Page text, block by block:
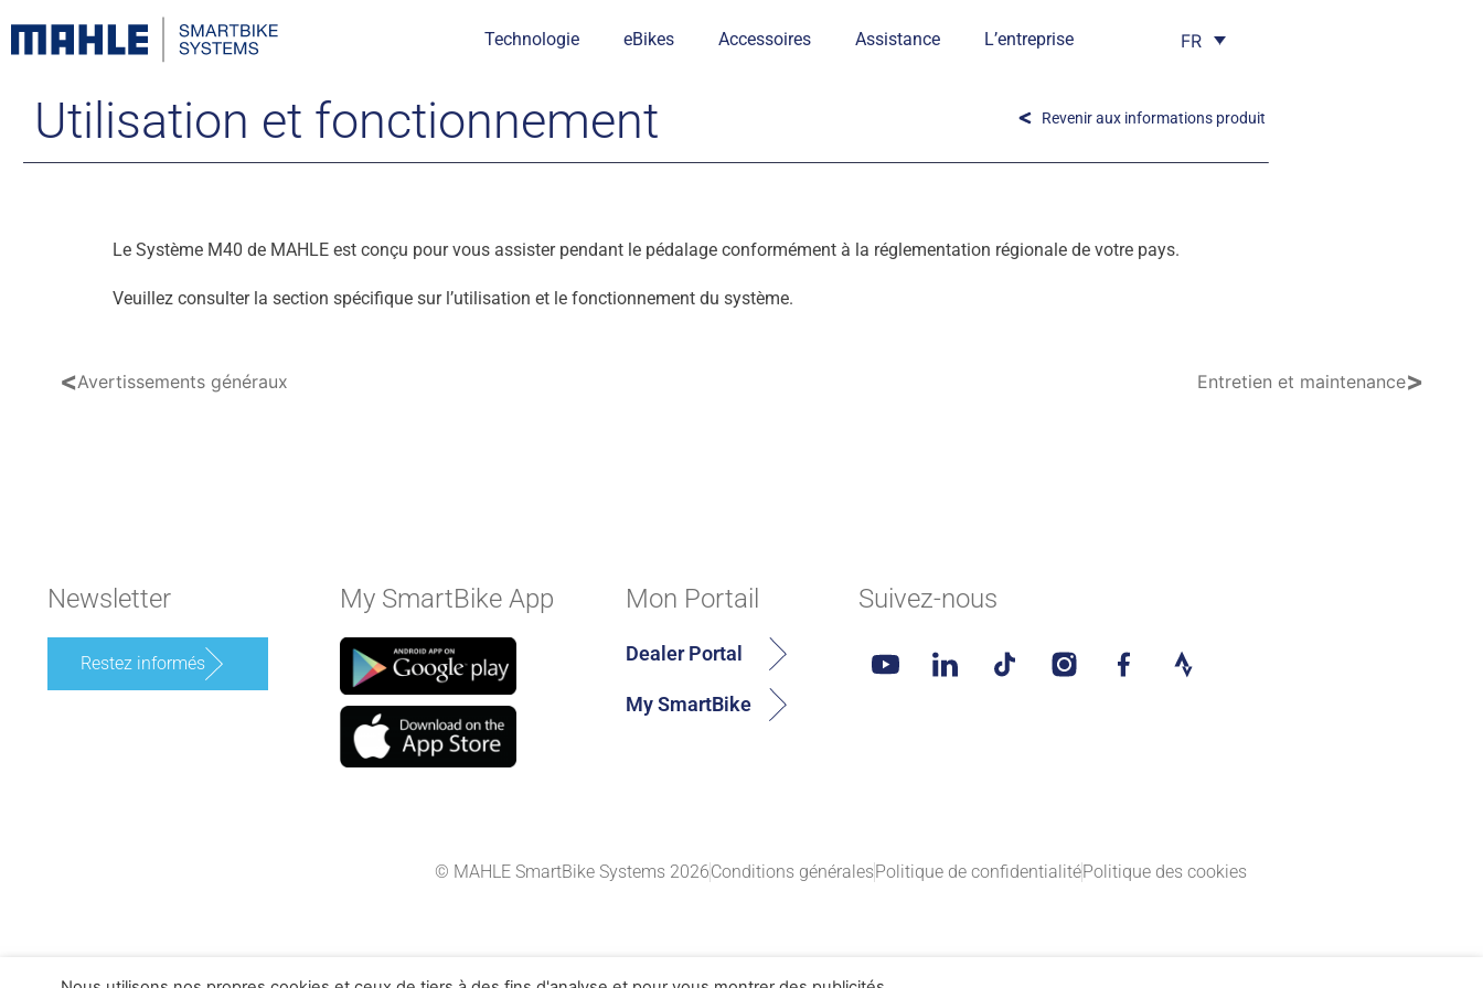
Technologie eBikes Accessoires Assistance L’entreprise FR
Utilisation et fonctionnement Revenir aux informations produit
Le Système M40 de MAHLE est conçu pour vous assister pendant le pédalage conformément à la réglementation régionale de votre pays.
Veuillez consulter la section spécifique sur l’utilisation et le fonctionnement du système.
<Avertissements généraux Entretien et maintenance>
Newsletter
Restez informés
My SmartBike App Mon Portail
Dealer Portal
My SmartBike
Suivez-nous
© MAHLE SmartBike Systems 2026Conditions généralesPolitique de confidentialitéPolitique des cookies